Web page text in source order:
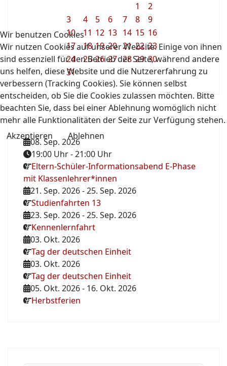
1
2
3
4 5 6 7 8
9
10
11 12 13 14 15 16
17
18 19 20 21 22 23
24
25 26 27 28 29 30
31
08. Sep. 2026
19:00 Uhr-21:00 Uhr
Eltern-Schüler-Informationsabend E-Phase
mit Klassenlehrer*innen
21. Sep. 2026-25. Sep. 2026
Studienfahrten 13
23. Sep. 2026-25. Sep. 2026
Kennenlernfahrt
03. Okt. 2026
Tag der deutschen Einheit
03. Okt. 2026
Tag der deutschen Einheit
05. Okt. 2026- 16. Okt. 2026
Herbstferien
Wir benutzen Cookies
Wir nutzen Cookies auf unserer Website. Einige von ihnen
sind essenziell für den Betrieb der Seite, während andere
uns helfen, diese Website und die Nutzererfahrung zu
verbessern (Tracking Cookies). Sie können selbst
entscheiden, ob Sie die Cookies zulassen möchten. Bitte
beachten Sie, dass bei einer Ablehnung womöglich nicht
mehr alle Funktionalitäten der Seite zur Verfügung stehen.
Akzeptieren
Ablehnen